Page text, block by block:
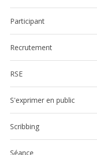
participant
Recrutement
RSE
S'exprimer en public
Scribbing
Séance